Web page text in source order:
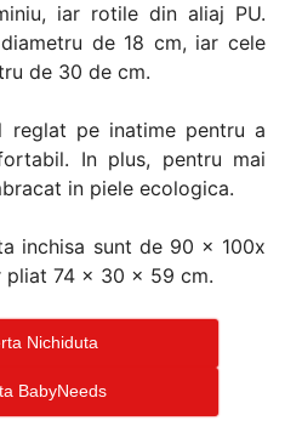
iar rotile din aliaj PU.
de 18 cm, iar cele
de 30 de cm.
reglat pe inatime pentru a
In plus, pentru mai
in piele ecologica.
inchisa sunt de 90 x 100x
pliat 74 x 30 x 59 cm.
Nichiduta
BabyNeeds